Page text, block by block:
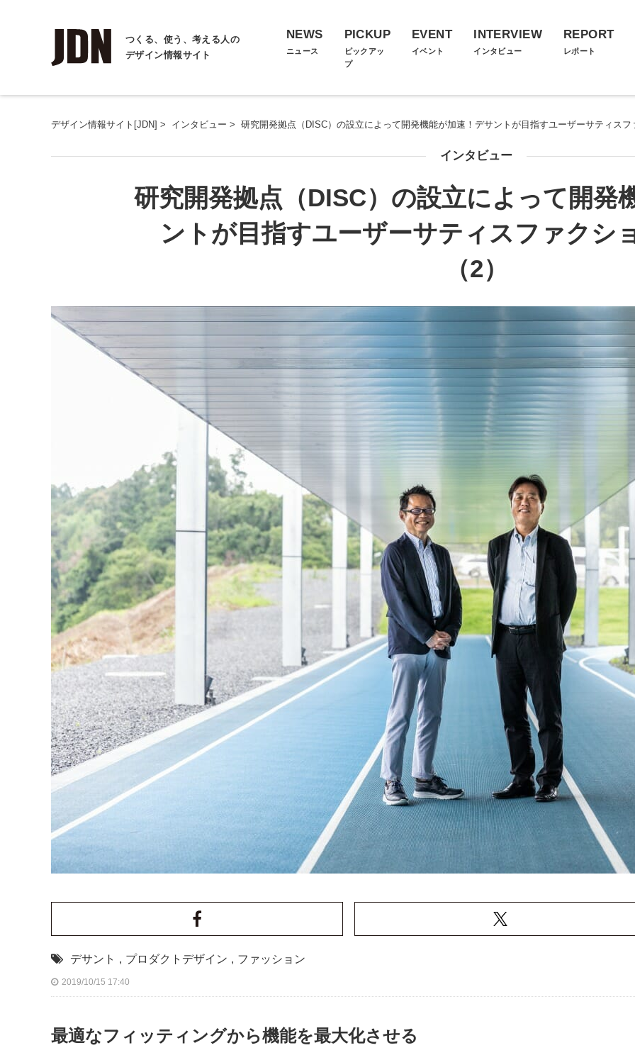
つくる、使う、考える人の
デザイン情報サイト
NEWS
ニュース
PICKUP
ピックアッ
プ
EVENT
イベント
INTERVIEW
インタビュー
REPORT
レポート
デザイン情報サイト[JDN] > インタビュー > 研究開発拠点（DISC）の設立によって開発機能が加速！デサントが目指すユーザーサティス
インタビュー
研究開発拠点（DISC）の設立によって開発
ントが目指すユーザーサティスファクシ
（2）
デサント , プロダクトデザイン , ファッション
2019/10/15 17:40
最適なフィッティングから機能を最大化させる